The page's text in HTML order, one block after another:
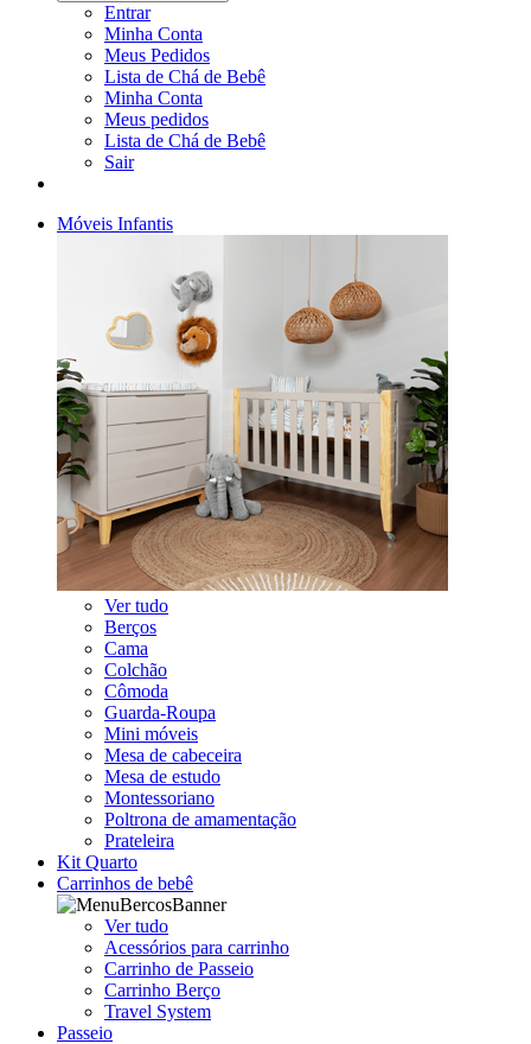
Entrar
Minha Conta
Meus Pedidos
Lista de Chá de Bebê
Minha Conta
Meus pedidos
Lista de Chá de Bebê
Sair
Móveis Infantis
Ver tudo
Berços
Cama
Colchão
Cômoda
Guarda-Roupa
Mini móveis
Mesa de cabeceira
Mesa de estudo
Montessoriano
Poltrona de amamentação
Prateleira
Kit Quarto
Carrinhos de bebê
Ver tudo
Acessórios para carrinho
Carrinho de Passeio
Carrinho Berço
Travel System
Passeio